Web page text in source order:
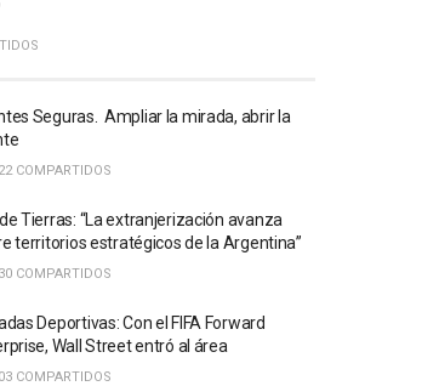
Seguras. Ampliar la mirada, abrir la
COMPARTIDOS
Tierras: “La extranjerización avanza
territorios estratégicos de la Argentina”
COMPARTIDOS
Deportivas: Con el FIFA Forward
Wall Street entró al área
COMPARTIDOS